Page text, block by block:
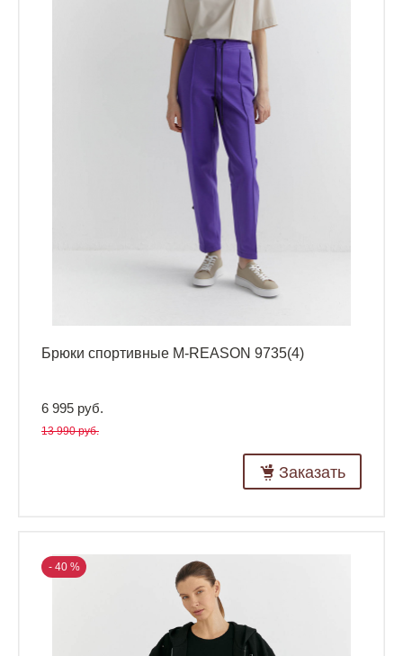
Брюки спортивные M-REASON 9735(4)
6 995 руб.
13 990 руб.
Заказать
- 40 %